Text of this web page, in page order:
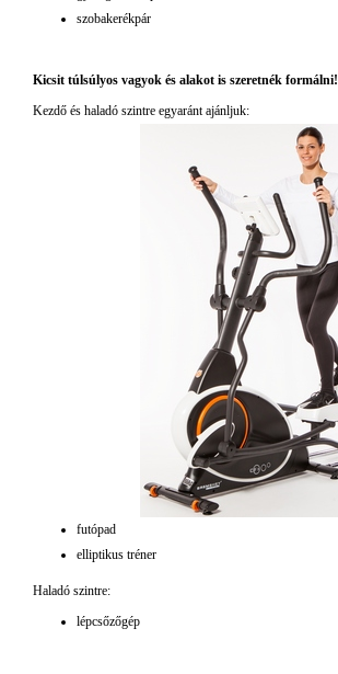
szobakerékpár
Kicsit túlsúlyos vagyok és alakot is szeretnék formálni!
Kezdő és haladó szintre egyaránt ajánljuk:
futópad
elliptikus tréner
Haladó szintre:
lépcsőzőgép